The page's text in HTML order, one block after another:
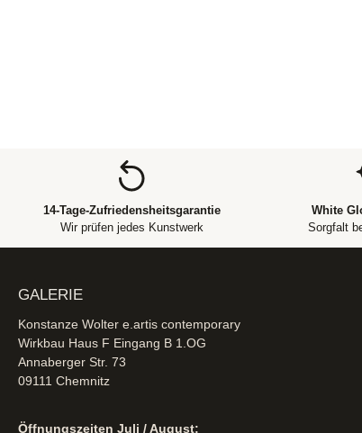
14-Tage-Zufriedensheitsgarantie
Wir prüfen jedes Kunstwerk
White
Sorgfalt
GALERIE
Konstanze Wolter e.artis contemporary
Wirkbau Haus F Eingang B 1.OG
Annaberger Str. 73
09111 Chemnitz
Öffnungszeiten Juli / August: